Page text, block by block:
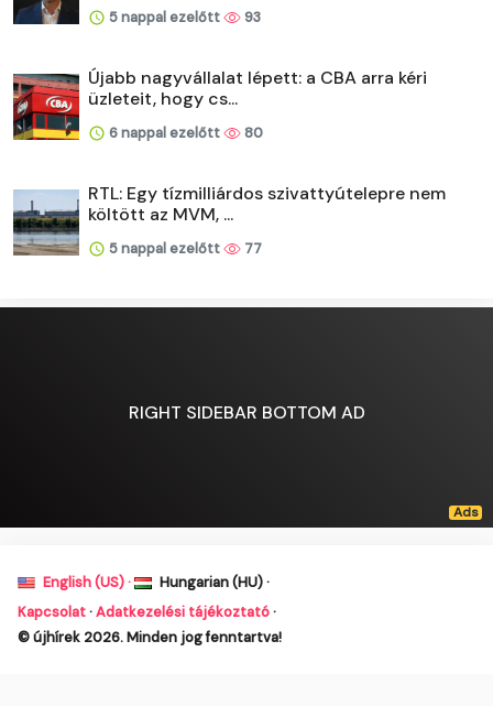
5 nappal ezelőtt 93
Újabb nagyvállalat lépett: a CBA arra kéri
üzleteit, hogy cs...
6 nappal ezelőtt 80
RTL: Egy tízmilliárdos szivattyútelepre nem
költött az MVM, ...
5 nappal ezelőtt 77
RIGHT SIDEBAR BOTTOM AD
English (US) ·
Hungarian (HU) ·
Kapcsolat·Adatkezelési tájékoztató·
© újhírek 2026. Minden jog fenntartva!